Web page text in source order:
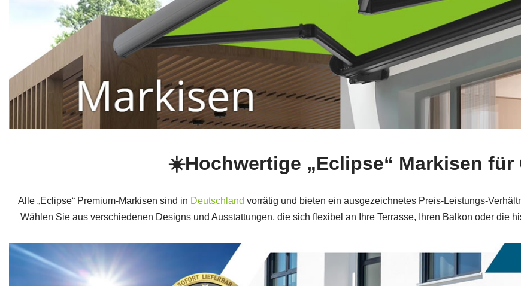
☀️Hochwertige „Eclipse“ Markisen für
Alle „Eclipse“ Premium‑Markisen sind in Deutschland vorrätig und bieten ein ausgezeichnetes
Wählen Sie aus verschiedenen Designs und Ausstattungen, die sich flexibel an Ihre Terrasse, Ihren Balkon oder die